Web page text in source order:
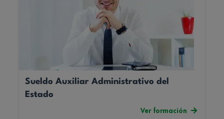
Sueldo Auxiliar Administrativo del
Estado
Ver formación